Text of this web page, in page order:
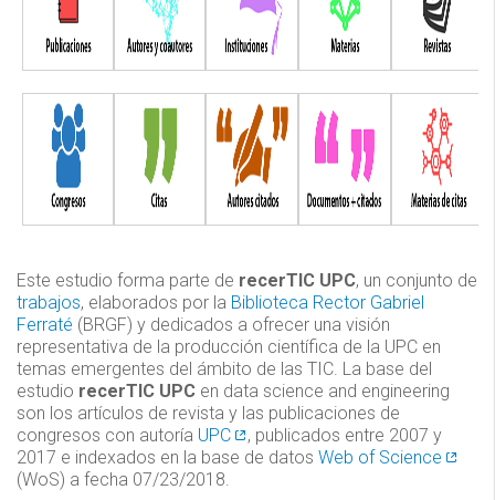
Este estudio forma parte de recerTIC UPC, un conjunto de
trabajos, elaborados por la Biblioteca Rector Gabriel
Ferraté (BRGF) y dedicados a ofrecer una visión
representativa de la producción científica de la UPC en
temas emergentes del ámbito de las TIC. La base del
estudio recerTIC UPC en data science and engineering
son los artículos de revista y las publicaciones de
congresos con autoría UPC
, publicados entre 2007 y
2017 e indexados en la base de datos Web of Science
(WoS) a fecha 07/23/2018.